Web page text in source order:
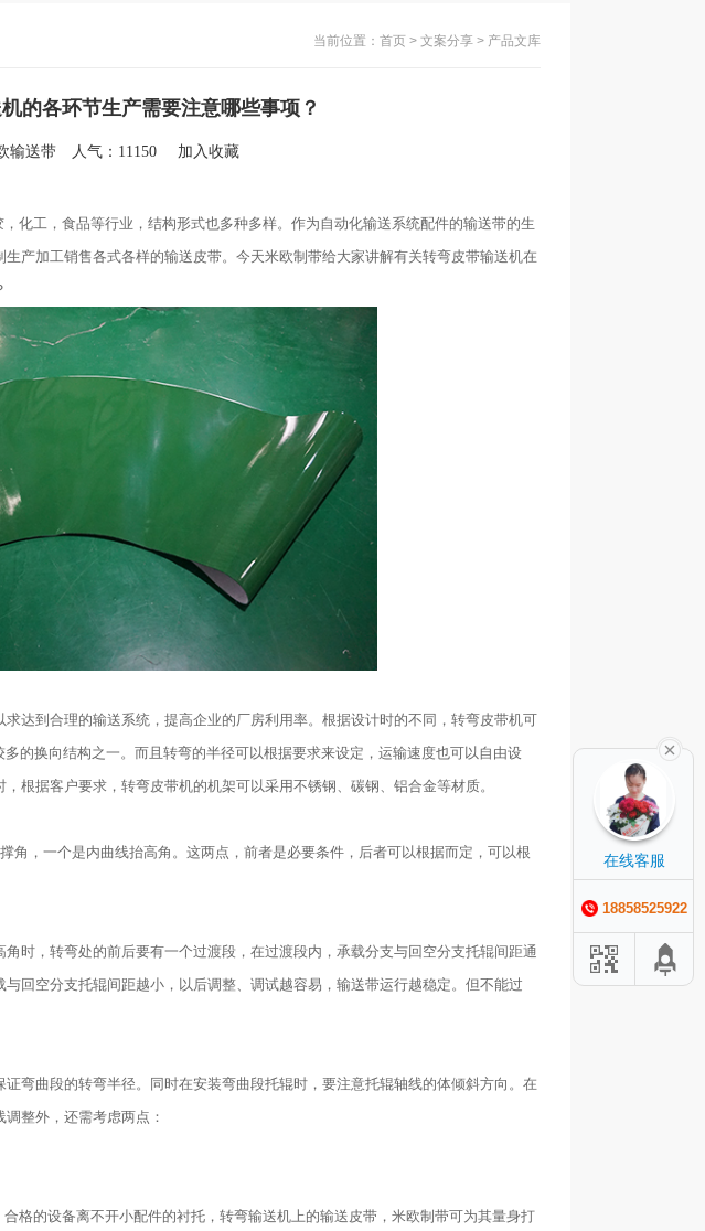
当前位置： 首页 > 文案分享 > 产品文库
的各环节生产需要注意哪些事项？
输送带 人气：11150 加入收藏
工，食品等行业，结构形式也多种多样。作为自动化输送系统配件的输送带的生
产加工销售各式各样的输送皮带。今天米欧制带给大家讲解有关转弯皮带输送机在
达到合理的输送系统，提高企业的厂房利用率。根据设计时的不同，转弯皮带机可
多的换向结构之一。而且转弯的半径可以根据要求来设定，运输速度也可以自由设
根据客户要求，转弯皮带机的机架可以采用不锈钢、碳钢、铝合金等材质。
角，一个是内曲线抬高角。这两点，前者是必要条件，后者可以根据而定，可以根
时，转弯处的前后要有一个过渡段，在过渡段内，承载分支与回空分支托辊间距通
回空分支托辊间距越小，以后调整、调试越容易，输送带运行越稳定。但不能过
弯曲段的转弯半径。同时在安装弯曲段托辊时，要注意托辊轴线的体倾斜方向。在
整外，还需考虑两点：
的设备离不开小配件的衬托，转弯输送机上的输送皮带，米欧制带可为其量身打
在线客服
18858525922